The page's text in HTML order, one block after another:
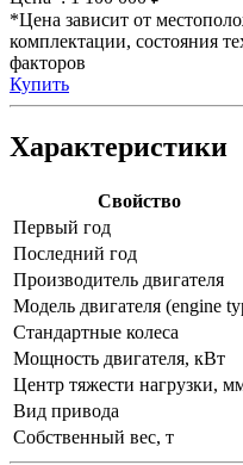
*Цена зависит от
комплектации, состояния
факторов
Купить
Характеристики
Свойство
Первый год
Последний год
Производитель двигателя
Модель двигателя (engine
Стандартные колеса
Мощность двигателя, кВт
Центр тяжести нагрузки,
Вид привода
Собственный вес, т